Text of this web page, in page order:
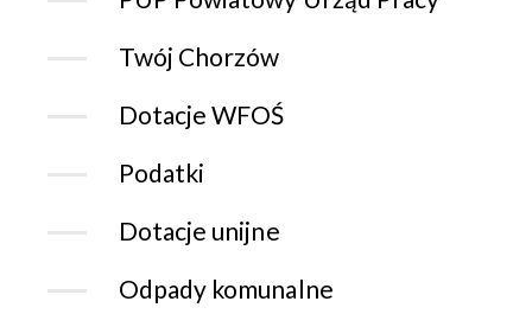
Twój Chorzów
Dotacje WFOŚ
Podatki
Dotacje unijne
Odpady komunalne